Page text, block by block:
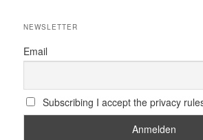
NEWSLETTER
Email
Subscribing I accept the privacy